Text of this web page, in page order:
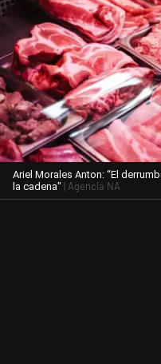
Ariel Morales Anton: “El
la cadena" | Agencia NA